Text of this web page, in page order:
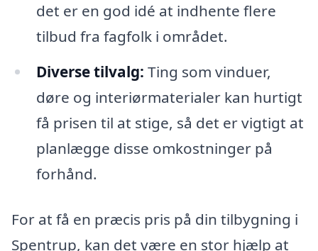
det er en god idé at indhente flere
tilbud fra fagfolk i området.
Diverse tilvalg: Ting som vinduer,
døre og interiørmaterialer kan hurtigt
få prisen til at stige, så det er vigtigt at
planlægge disse omkostninger på
forhånd.
For at få en præcis pris på din tilbygning i
Spentrup, kan det være en stor hjælp at